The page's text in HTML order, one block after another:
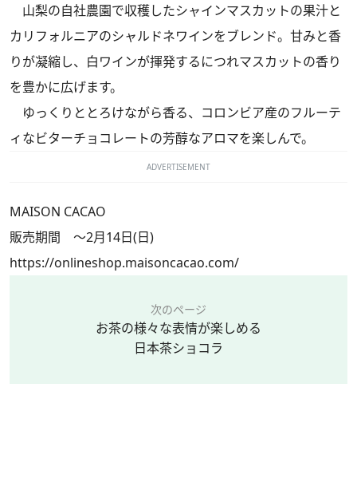
山梨の自社農園で収穫したシャインマスカットの果汁と
カリフォルニアのシャルドネワインをブレンド。甘みと香
りが凝縮し、白ワインが揮発するにつれマスカットの香り
を豊かに広げます。
ゆっくりととろけながら香る、コロンビア産のフルーテ
ィなビターチョコレートの芳醇なアロマを楽しんで。
ADVERTISEMENT
MAISON CACAO
販売期間 ～2月14日(日)
https://onlineshop.maisoncacao.com/
次のページ
お茶の様々な表情が楽しめる
日本茶ショコラ